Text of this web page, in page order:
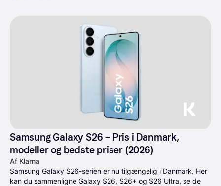
Samsung Galaxy S26 – Pris i Danmark,
modeller og bedste priser (2026)
Af Klarna
Samsung Galaxy S26-serien er nu tilgængelig i Danmark. Her
kan du sammenligne Galaxy S26, S26+ og S26 Ultra, se de